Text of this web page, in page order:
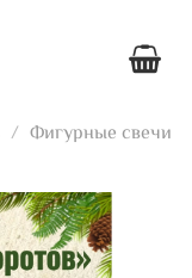
Фигурные свечи